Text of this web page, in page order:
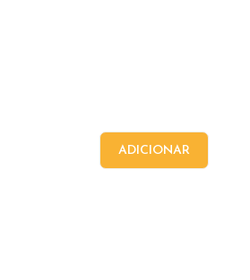
ADICIONAR